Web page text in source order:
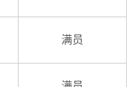
满员